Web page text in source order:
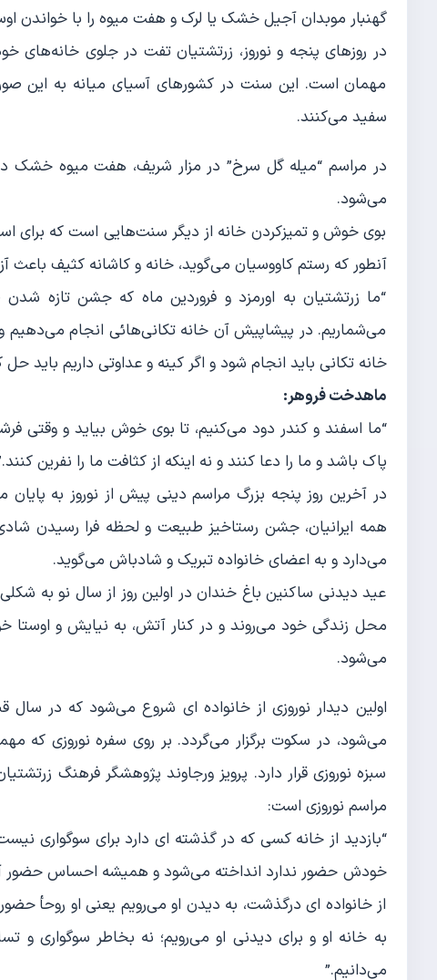
گهنبار موبدان آجیل خشک یا لرک و هفت میوه را با
در روزهای پنجه و نوروز، زرتشتیان تفت در جلوی
مهمان است. این سنت در کشورهای آسیای میانه به این
سفید می‌کنند.
در مراسم “میله گل سرخ” در مزار شریف، هفت میوه خشک در
می‌شود.
بوی خوش و تمیزکردن خانه از دیگر سنت‌هایی است که برای
آنطور که رستم کاووسیان می‌گوید، خانه و کاشانه کثیف باعث
“ما زرتشتیان به اورمزد و فروردین ماه که جشن تازه
می‌شماریم. در پیشاپیش آن خانه تکانی‌هائی انجام
خانه تکانی باید انجام شود و اگر کینه و عداوتی داریم باید حل
ماهدخت فروهر:
“ما اسفند و کندر دود می‌کنیم، تا بوی خوش بیاید و وقتی
پاک باشد و ما را دعا کنند و نه اینکه از کثافت ما را نفرین
در آخرین روز پنجه بزرگ مراسم دینی پیش از نوروز به
همه ایرانیان، جشن رستاخیز طبیعت و لحظه فرا رسیدن
می‌دارد و به اعضای خانواده تبریک و شادباش می‌گوید.
عید دیدنی ساکنین باغ خندان در اولین روز از سال نو به
محل زندگی خود می‌روند و در کنار آتش، به نیایش و اوستا
می‌شود.
اولین دیدار نوروزی از خانواده ای شروع می‌شود که در
می‌شود، در سکوت برگزار می‌گردد. بر روی سفره نوروزی که
سبزه نوروزی قرار دارد. پرویز ورجاوند پژوهشگر فرهنگ
مراسم نوروزی است:
“بازدید از خانه کسی که در گذشته ای دارد برای سوگواری
خودش حضور ندارد انداخته می‌شود و همیشه احساس حضور
از خانواده ای درگذشت، به دیدن او می‌رویم یعنی او روحأ
به خانه او و برای دیدنی او می‌رویم؛ نه بخاطر سوگواری و
می‌دانیم.”